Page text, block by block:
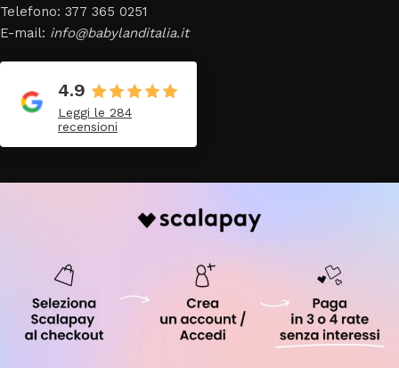
Telefono: 377 365 0251
E-mail: info@babylanditalia.it
4.9
Leggi le 284
recensioni